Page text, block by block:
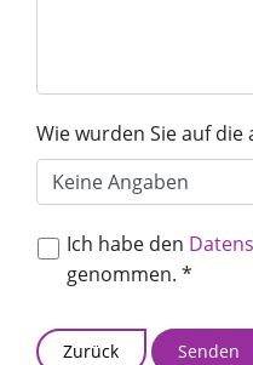
Wie wurden Sie auf die
Ich habe den
genommen. *
Zurück